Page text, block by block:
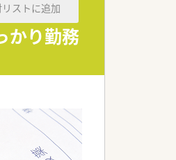
かり勤務
ストに追加